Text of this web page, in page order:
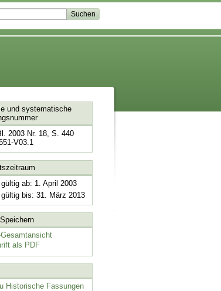
und systematische
2003 Nr. 18, S. 440
V03.1
ab: 1. April 2003
bis: 31. März 2013
Gesamtansicht
als PDF
Historische Fassungen